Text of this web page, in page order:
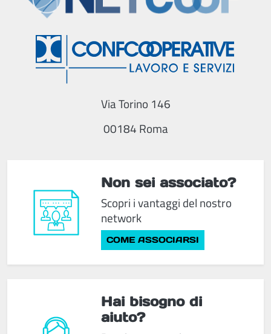
Non sei associato?
Scopri i vantaggi del nostro
network
COME ASSOCIARSI
Via Torino 146
00184 Roma
Hai bisogno di
aiuto?